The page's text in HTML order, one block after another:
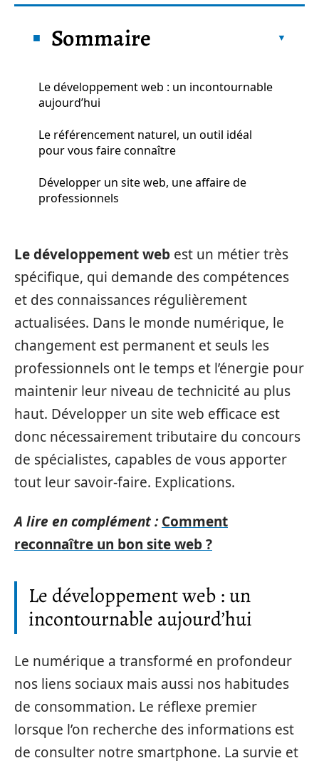
Sommaire
Le développement web : un incontournable
aujourd’hui
Le référencement naturel, un outil idéal
pour vous faire connaître
Développer un site web, une affaire de
professionnels
Le développement web est un métier très
spécifique, qui demande des compétences
et des connaissances régulièrement
actualisées. Dans le monde numérique, le
changement est permanent et seuls les
professionnels ont le temps et l’énergie pour
maintenir leur niveau de technicité au plus
haut. Développer un site web efficace est
donc nécessairement tributaire du concours
de spécialistes, capables de vous apporter
tout leur savoir-faire. Explications.
A lire en complément : Comment
reconnaître un bon site web ?
Le développement web : un
incontournable aujourd’hui
Le numérique a transformé en profondeur
nos liens sociaux mais aussi nos habitudes
de consommation. Le réflexe premier
lorsque l’on recherche des informations est
de consulter notre smartphone. La survie et